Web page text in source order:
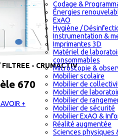
Codage &
Énergies
ExAO
Hygiène /
Instrumentation &
Imprimantes 3D
Matériel de
consommables
Microscopie &
Mobilier scolaire
Mobilier de
Mobilier de
Mobilier de
Mobilier de sécurité
Mobilier ExAO &
Réalité augmentée
Sciences physiques
- CRUMACTIV
670
+